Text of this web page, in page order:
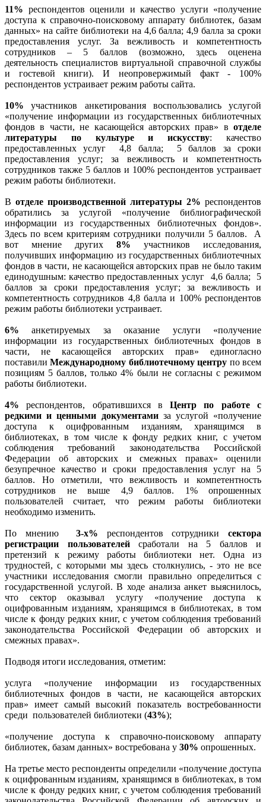
11% респондентов оценили и качество услуги «получение
доступа к справочно-поисковому аппарату библиотек, базам
данных» на сайте библиотеки на 4,6 балла; 4,9 балла за сроки
предоставления услуг. За вежливость и компетентность
сотрудников – 5 баллов (возможно, здесь оценена
деятельность специалистов виртуальной справочной службы
и гостевой книги). И неопровержимый факт - 100%
респондентов устраивает режим работы сайта.
10% участников анкетирования воспользовались услугой
«получение информации из государственных библиотечных
фондов в части, не касающейся авторских прав» в отделе
литературы по культуре и искусству: качество
предоставленных услуг
4,8 балла;
5 баллов за сроки
предоставления услуг; за вежливость и компетентность
сотрудников также 5 баллов и 100% респондентов устраивает
режим работы библиотеки.
В отделе производственной литературы 2% респондентов
обратились за услугой «получение библиографической
информации из государственных библиотечных фондов».
Здесь по всем критериям сотрудники получили 5 баллов.
А
вот мнение других 8% участников исследования,
получивших информацию из государственных библиотечных
фондов в части, не касающейся авторских прав не было таким
единодушным: качество предоставленных услуг
4,6 балла;
5
баллов за сроки предоставления услуг; за вежливость и
компетентность сотрудников 4,8 балла и 100% респондентов
режим работы библиотеки устраивает.
6% анкетируемых за оказание услуги «получение
информации из государственных библиотечных фондов в
части, не касающейся авторских прав» единогласно
поставилиМеждународному библиотечному центру по всем
позициям 5 баллов, только 4% были не согласны с режимом
работы библиотеки.
4% респондентов, обратившихся вЦентр по работе с
редкими и ценными документамиза услугой «получение
доступа к оцифрованным изданиям, хранящимся в
библиотеках, в том числе к фонду редких книг, с учетом
соблюдения требований законодательства Российской
Федерации об авторских и смежных правах» оценили
безупречное качество и сроки предоставления услуг на 5
баллов. Но отметили, что вежливость и компетентность
сотрудников не выше 4,9 баллов. 1% опрошенных
пользователей считает, что режим работы библиотеки
необходимо изменить.
По мнению 3-х% респондентов сотрудникисектора
регистрации пользователейсработали на 5 баллов и
претензий к режиму работы библиотеки нет. Одна из
трудностей, с которыми мы здесь столкнулись, - это не все
участники исследования смогли правильно определиться с
государственной услугой. В ходе анализа анкет выяснилось,
что сектор оказывал услугу «получение доступа к
оцифрованным изданиям, хранящимся в библиотеках, в том
числе к фонду редких книг, с учетом соблюдения требований
законодательства Российской Федерации об авторских и
смежных правах».
Подводя итоги исследования, отметим:
услуга «получение информации из государственных
библиотечных фондов в части, не касающейся авторских
прав» имеет самый высокий показатель востребованности
среди пользователей библиотеки (43%);
«получение доступа к справочно-поисковому аппарату
библиотек, базам данных» востребована у 30% опрошенных.
На третье место респонденты определили «получение доступа
к оцифрованным изданиям, хранящимся в библиотеках, в том
числе к фонду редких книг, с учетом соблюдения требований